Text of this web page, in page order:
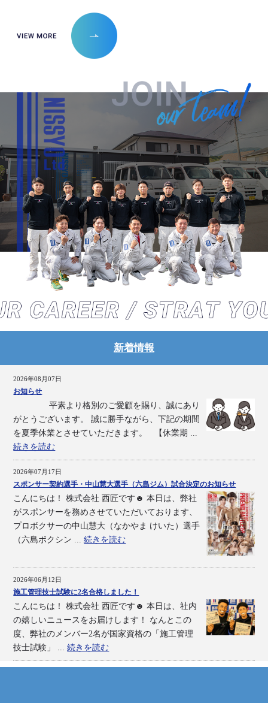
新着情報
2026年08月07日
お知らせ
平素より格別のご愛顧を賜り、誠にあり
がとうございます。 誠に勝手ながら、下記の期間
を夏季休業とさせていただきます。 【休業期 ...
続きを読む
2026年07月17日
スポンサー契約選手・中山慧大選手（六島ジム）試合決定のお知らせ
こんにちは！ 株式会社 西匠です☻ 本日は、弊社
がスポンサーを務めさせていただいております、
プロボクサーの中山慧大（なかやま けいた）選手
（六島ボクシン ...続きを読む
2026年06月12日
施工管理技士試験に2名合格しました！
こんにちは！ 株式会社 西匠です☻ 本日は、社内
の嬉しいニュースをお届けします！ なんとこの
度、弊社のメンバー2名が国家資格の「施工管理
技士試験」 ...続きを読む